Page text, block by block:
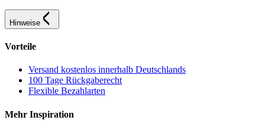
Hinweise
Vorteile
Versand kostenlos innerhalb Deutschlands
100 Tage Rückgaberecht
Flexible Bezahlarten
Mehr Inspiration